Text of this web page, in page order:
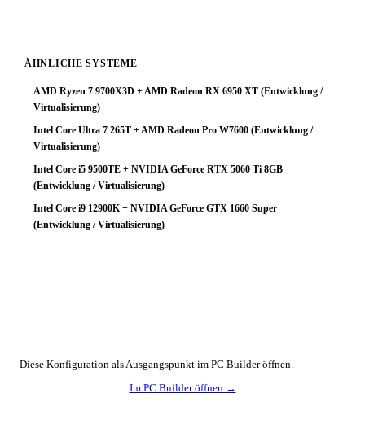
ÄHNLICHE SYSTEME
AMD Ryzen 7 9700X3D + AMD Radeon RX 6950 XT (Entwicklung /
Virtualisierung)
Intel Core Ultra 7 265T + AMD Radeon Pro W7600 (Entwicklung /
Virtualisierung)
Intel Core i5 9500TE + NVIDIA GeForce RTX 5060 Ti 8GB
(Entwicklung / Virtualisierung)
Intel Core i9 12900K + NVIDIA GeForce GTX 1660 Super
(Entwicklung / Virtualisierung)
Diese Konfiguration als Ausgangspunkt im PC Builder öffnen.
Im PC Builder öffnen →